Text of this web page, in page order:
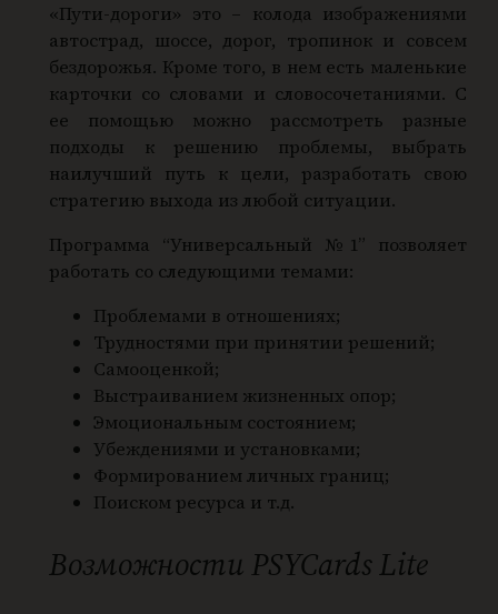
«Пути-дороги» это – колода изображениями
автострад, шоссе, дорог, тропинок и совсем
бездорожья. Кроме того, в нем есть маленькие
карточки со словами и словосочетаниями. С
ее помощью можно рассмотреть разные
подходы к решению проблемы, выбрать
наилучший путь к цели, разработать свою
стратегию выхода из любой ситуации.
Программа “Универсальный №1” позволяет
работать со следующими темами:
Проблемами в отношениях;
Трудностями при принятии решений;
Самооценкой;
Выстраиванием жизненных опор;
Эмоциональным состоянием;
Убеждениями и установками;
Формированием личных границ;
Поиском ресурса и т.д.
Возможности PSYCards Lite